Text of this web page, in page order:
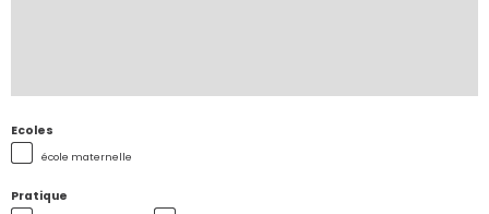
Ecoles
école maternelle
Pratique